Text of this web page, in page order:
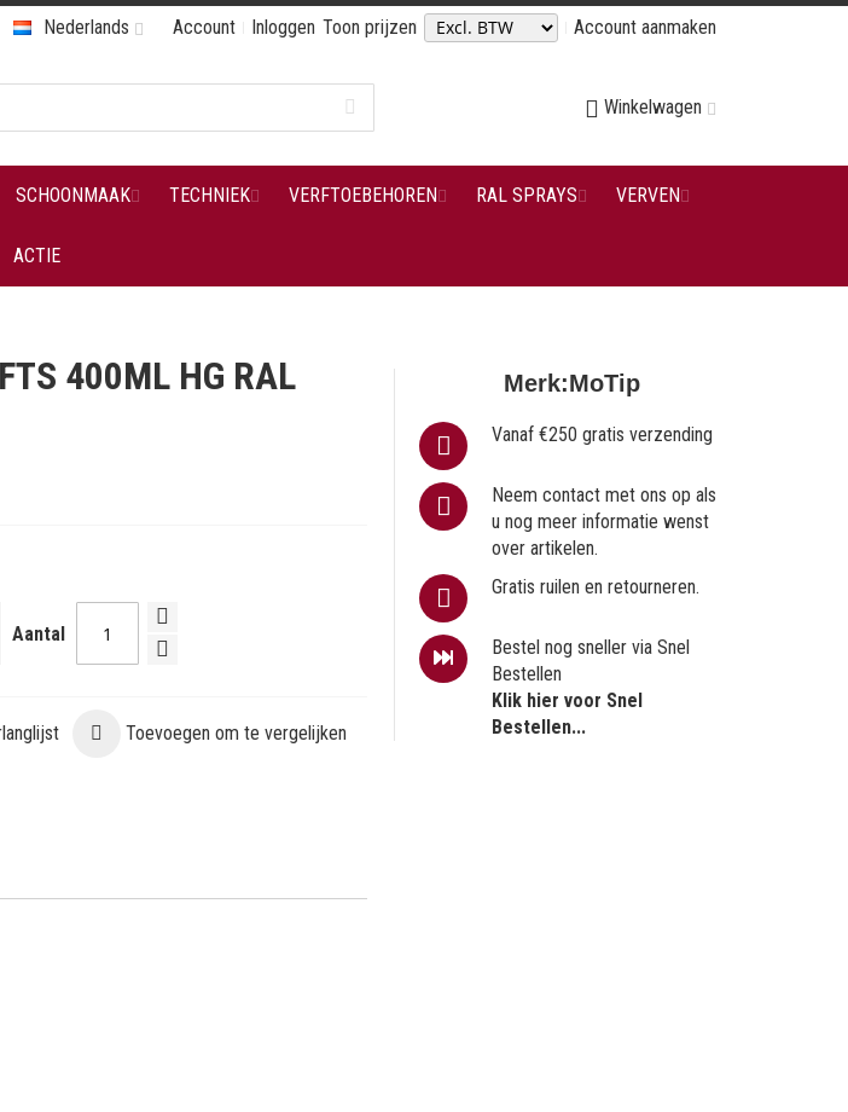
Account Inloggen Toon prijzen Account aanmaken
Nederlands
Winkelwagen
SCHOONMAAK TECHNIEK VERFTOEBEHOREN RAL SPRAYS VERVEN
ACTIE
400ML HG RAL
Aantal
Toevoegen om te vergelijken
Merk:MoTip
Vanaf €250 gratis verzending
Neem contact met ons op als
u nog meer informatie wenst
over artikelen.
Gratis ruilen en retourneren.
Bestel nog sneller via Snel
Bestellen
Klik hier voor Snel
Bestellen...